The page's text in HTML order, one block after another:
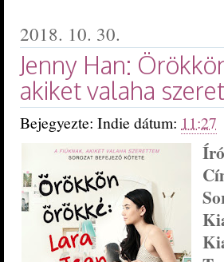
2018. 10. 30.
Jenny Han:
akiket valaha
Bejegyezte: Indie dátum: 11:27